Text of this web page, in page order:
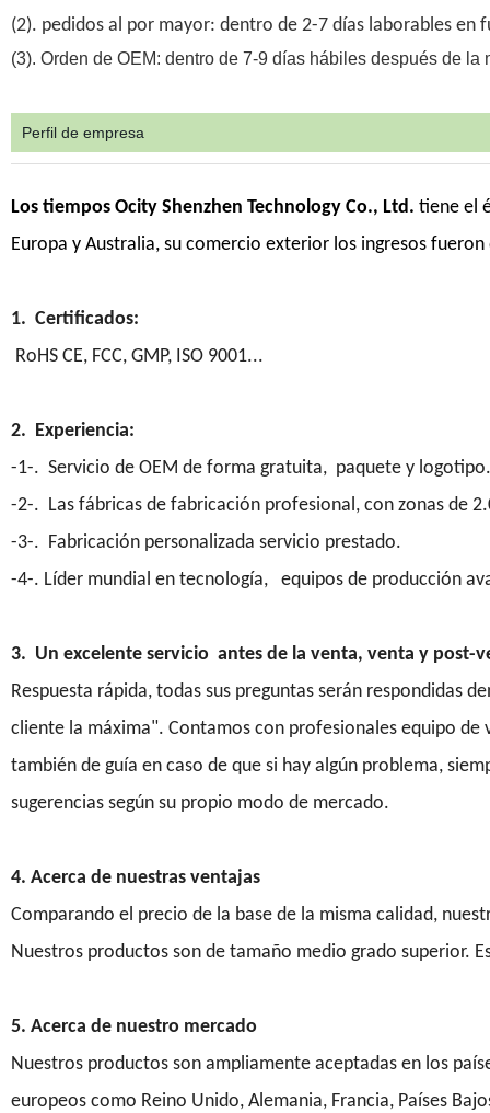
(2). pedidos al por mayor: dentro de 2-7 días laborables en
(3). Orden de OEM: dentro de 7-9 días hábiles después de
Perfil de empresa
Los tiempos Ocity Shenzhen Technology Co., Ltd. tiene el
Europa y Australia, su comercio exterior los ingresos
1. Certificados:
RoHS CE, FCC, GMP, ISO 9001...
2. Experiencia:
-1-. Servicio de OEM de forma gratuita, paquete y logotipo.
-2-. Las fábricas de fabricación profesional, con zonas de
-3-. Fabricación personalizada servicio prestado.
-4-. Líder mundial en tecnología, equipos de producción
3. Un excelente servicio antes de la venta, venta y post-
Respuesta rápida, todas sus preguntas serán respondidas
cliente la máxima". Contamos con profesionales equipo
también de guía en caso de que si hay algún problema,
sugerencias según su propio modo de mercado.
4. Acerca de nuestras ventajas
Comparando el precio de la base de la misma calidad,
Nuestros productos son de tamaño medio grado superior.
5. Acerca de nuestro mercado
Nuestros productos son ampliamente aceptadas en los
europeos como Reino Unido, Alemania, Francia, Países